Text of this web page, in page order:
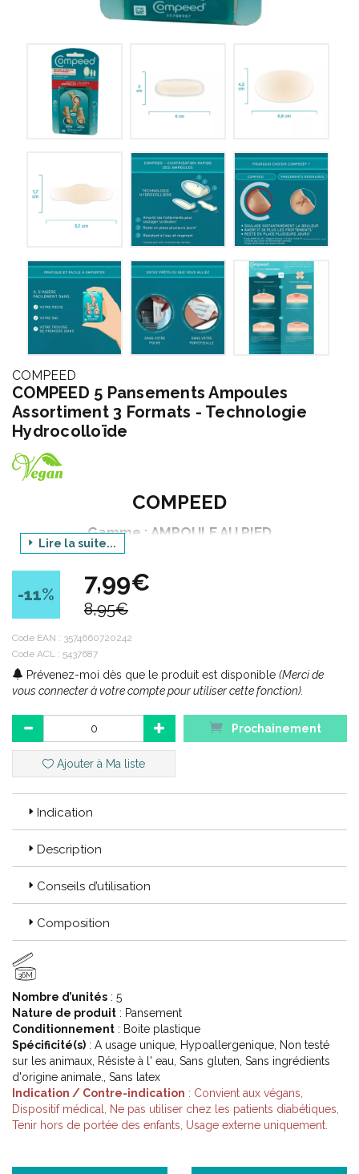
COMPEED
COMPEED 5 Pansements Ampoules
Assortiment 3 Formats - Technologie
Hydrocolloïde
COMPEED
Gamme : AMPOULE AU PIED
Produit : PANSEMENTS AMPOULES
ASSORTIMENTS 3 FORMATS
Conditionnement : 5 unités
Code EAN : 3574660720242
Lire la suite...
-11% 7,99€
8,95€
Code EAN : 3574660720242
Code ACL : 5437687
Prévenez-moi dès que le produit est disponible (Merci de
vous connecter à votre compte pour utiliser cette fonction).
Prochainement
Ajouter à Ma liste
Indication
Description
Conseils d’utilisation
Composition
36M
Nombre d’unités : 5
Nature de produit : Pansement
Conditionnement : Boite plastique
Spécificité(s) : A usage unique, Hypoallergenique, Non testé
sur les animaux, Résiste à l' eau, Sans gluten, Sans ingrédients
d'origine animale., Sans latex
Indication / Contre-indication : Convient aux végans,
Dispositif médical, Ne pas utiliser chez les patients diabétiques,
Tenir hors de portée des enfants, Usage externe uniquement.